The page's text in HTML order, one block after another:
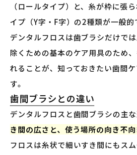
（ロールタイプ）と、糸が枠に張
イプ（Y字・F字）の2種類が一般的
デンタルフロスは歯ブラシだけで
除くための基本のケア用具のため
れることが、知っておきたい歯間
す。
歯間ブラシとの違い
デンタルフロスと歯間ブラシの主な
き間の広さと、使う場所の向き不向
フロスは糸状で細いすき間にもス